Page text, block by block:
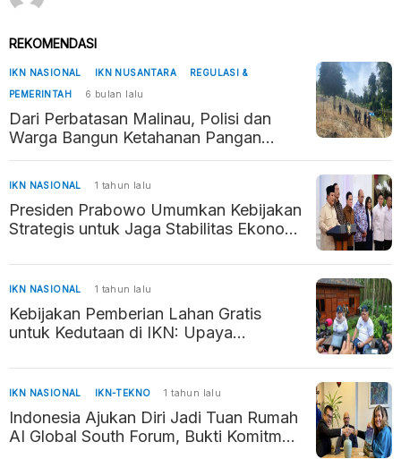
REKOMENDASI
IKN NASIONAL IKN NUSANTARA
REGULASI &
PEMERINTAH
6 bulan lalu
Dari Perbatasan Malinau, Polisi dan
Warga Bangun Ketahanan Pangan
Penyangga Kaltara–Kaltim
IKN NASIONAL 1 tahun lalu
Presiden Prabowo Umumkan Kebijakan
Strategis untuk Jaga Stabilitas Ekonomi
IKN NASIONAL 1 tahun lalu
Kebijakan Pemberian Lahan Gratis
untuk Kedutaan di IKN: Upaya
Baru
IKN NASIONAL IKN-TEKNO 1 tahun lalu
Indonesia Ajukan Diri Jadi Tuan Rumah
AI Global South Forum, Bukti Komitmen